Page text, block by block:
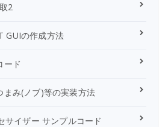
2
GUIの作成方法
ード
まみ(ノブ)等の実装方法
サイザー サンプルコード